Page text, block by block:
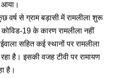
आया।
वर्ष से ग्राम बड़ासी में रामलीला शुरू
19 के कारण रामलीला नहीं
सहित कई स्थानों पर रामलीला
है। इसकी वजह टीवी पर रामायण
है।